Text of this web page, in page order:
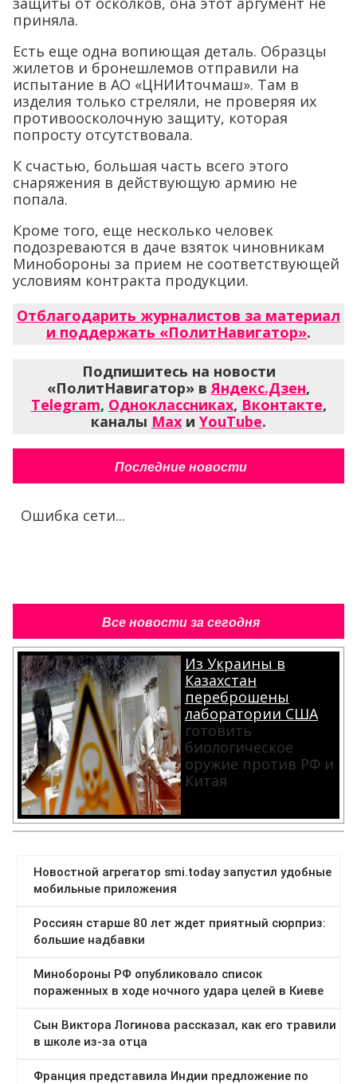
приняла.
Есть еще одна вопиющая деталь. Образцы
жилетов и бронешлемов отправили на
испытание в АО «ЦНИИточмаш». Там в
изделия только стреляли, не проверяя их
противоосколочную защиту, которая
попросту отсутствовала.
К счастью, большая часть всего этого
снаряжения в действующую армию не
попала.
Кроме того, еще несколько человек
подозреваются в даче взяток чиновникам
Минобороны за прием не соответствующей
условиям контракта продукции.
Отблагодарить журналистов за материал
и поддержать «ПолитНавигатор».
Подпишитесь на новости
«ПолитНавигатор» в Яндекс.Дзен,
Telegram, Одноклассниках, Вконтакте,
каналы Max и YouTube.
Последние новости
Ошибка сети...
Все новости за сегодня
Из Украины в
Казахстан
переброшены
лаборатории США
готовить
биологическое
оружие против РФ и
Китая